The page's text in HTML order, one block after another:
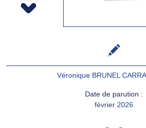
Next
Véronique BRUNEL
Date de parution :
février 2026